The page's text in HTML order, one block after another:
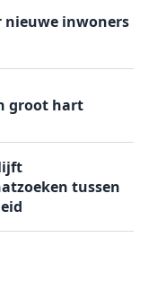
inwoners
groot hart
tussen